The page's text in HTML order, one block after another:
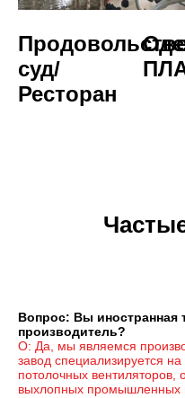
суд/
Ресторан
Вопрос: Вы иностранная
производитель?
О: Да, мы являемся
завод специализируется
потолочных вентиляторов,
выхлопных промышленных